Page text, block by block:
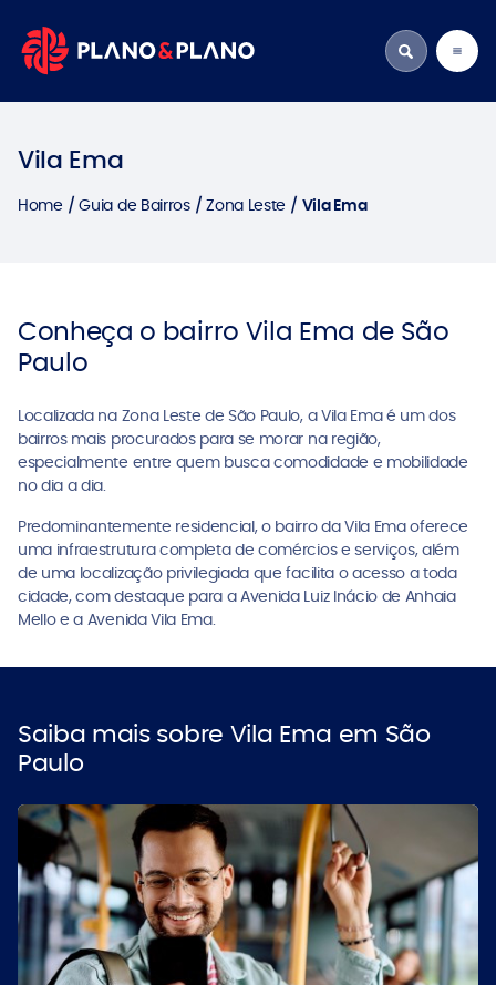
Vila Ema
Home Guia de Bairros Zona Leste Vila Ema
Conheça o bairro Vila Ema de São
Paulo
Localizada na Zona Leste de São Paulo, a Vila Ema é um dos
bairros mais procurados para se morar na região,
especialmente entre quem busca comodidade e mobilidade
no dia a dia.
Predominantemente residencial, o bairro da Vila Ema oferece
uma infraestrutura completa de comércios e serviços, além
de uma localização privilegiada que facilita o acesso a toda
cidade, com destaque para a Avenida Luiz Inácio de Anhaia
Mello e a Avenida Vila Ema.
Saiba mais sobre Vila Ema em São
Paulo